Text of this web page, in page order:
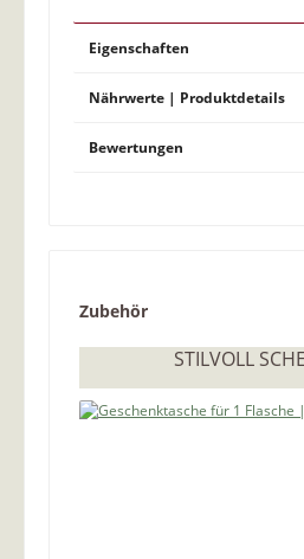
Eigenschaften
Nährwerte | Produktdetails
Bewertungen
Produktgalerie überspringen
Zubehör
STILVOLL